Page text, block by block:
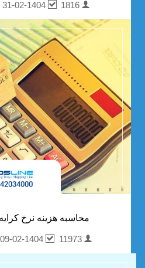
mirsaberi mahdi
31-02-1404 1816
محاسبه هزینه نرخ
mirsaberi mahdi
09-02-1404 11973